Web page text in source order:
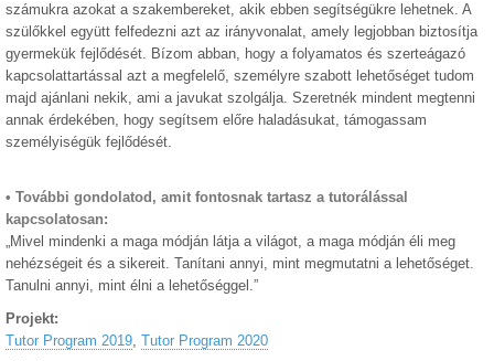
számukra azokat a szakembereket, akik ebben segítségükre lehetnek. A
szülőkkel együtt felfedezni azt az irányvonalat, amely legjobban biztosítja
gyermekük fejlődését. Bízom abban, hogy a folyamatos és szerteágazó
kapcsolattartással azt a megfelelő, személyre szabott lehetőséget tudom
majd ajánlani nekik, ami a javukat szolgálja. Szeretnék mindent megtenni
annak érdekében, hogy segítsem előre haladásukat, támogassam
személyiségük fejlődését.
• További gondolatod, amit fontosnak tartasz a tutorálással
kapcsolatosan:
„Mivel mindenki a maga módján látja a világot, a maga módján éli meg
nehézségeit és a sikereit. Tanítani annyi, mint megmutatni a lehetőséget.
Tanulni annyi, mint élni a lehetőséggel.”
Projekt:
Tutor Program 2019, Tutor Program 2020